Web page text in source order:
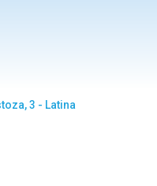
3 - Latina